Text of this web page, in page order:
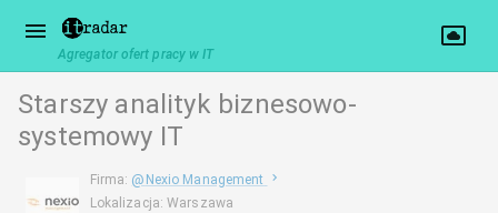
Agregator ofert pracy w IT
Starszy analityk biznesowo-
systemowy IT
Firma: @ Nexio Management
Lokalizacja:Warszawa